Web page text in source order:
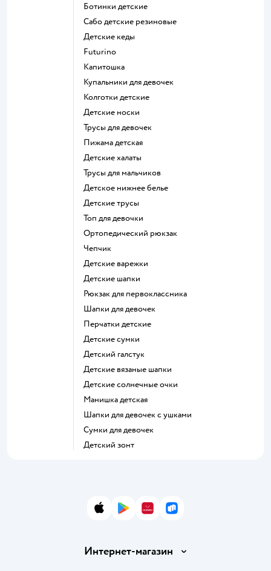
Ботинки детские
Сабо детские резиновые
Детские кеды
Futurino
Капитошка
Купальники для девочек
Колготки детские
Детские носки
Трусы для девочек
Пижама детская
Детские халаты
Трусы для мальчиков
Детское нижнее белье
Детские трусы
Топ для девочки
Ортопедический рюкзак
Чепчик
Детские варежки
Детские шапки
Рюкзак для первоклассника
Шапки для девочек
Перчатки детские
Детские сумки
Детский галстук
Детские вязаные шапки
Детские солнечные очки
Манишка детская
Шапки для девочек с ушками
Сумки для девочек
Детский зонт
App StoreGoogle Play
AppGallery
RuStore
Интернет-магазин